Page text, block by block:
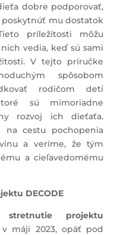
dobre podporovať,
mu dostatok
príležitosti môžu
vedia, keď sú sami
V tejto príručke
spôsobom
rodičom detí
sú mimoriadne
rozvoj ich dieťaťa.
na cestu pochopenia
a veríme, že tým
a cieľavedomému
DECODE
stretnutie projektu
máji 2023, opäť pod